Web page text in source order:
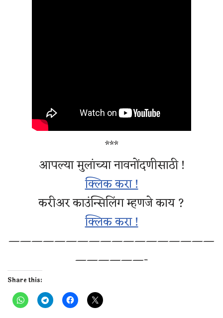
***
आपल्या मुलांच्या नावनोंदणीसाठी !
क्लिक करा !
करीअर काउंन्सिलिंग म्हणजे काय ?
क्लिक करा !
——————————————————
——————-
Share this: